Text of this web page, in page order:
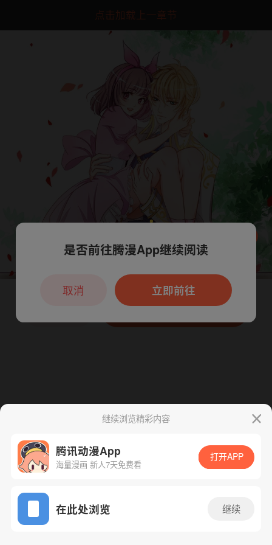
点击加载上一章节
App免费看
腾漫App免费看
继续浏览精彩内容
腾讯动漫App
海量漫画 新人7天免费看
打开APP
在此处浏览 继续
本章节仅支持App阅读，可打开App新用
户7天免费看
是否前往腾漫App继续阅读
立即前往
取消